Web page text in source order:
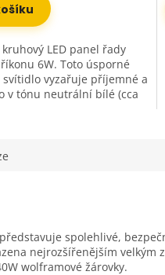
LED panel řady
6W. Toto úsporné
vyzařuje příjemné a
v tónu neutrální bílé (cca
spolehlivé,
nejrozšířenějším velkým
wolframové žárovky.